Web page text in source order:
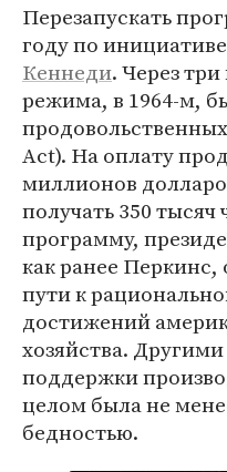
Перезапускать
году по
Кеннеди. Через
режима, в 1964-м,
Act). На оплату
миллионов
получать 350 тысяч
программу,
как ранее Перкинс,
пути к
достижений
хозяйства.
поддержки
целом была не
бедностью.